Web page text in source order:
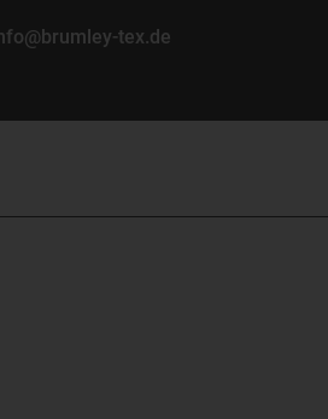
tex.de